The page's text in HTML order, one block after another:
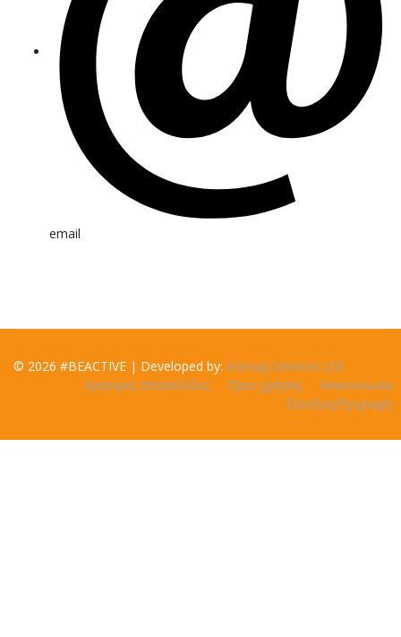
email
© 2026 #BEACTIVE | Developed by: eGroup Services Ltd
Χρήσιμες Ιστοσελίδες
Όροι χρήσης
Επικοινωνία
Είσοδος/Εγγραφή